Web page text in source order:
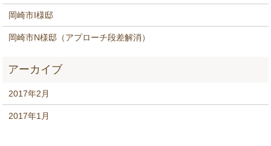
岡崎市I様邸
岡崎市N様邸（アプローチ段差解消）
2017年2月
2017年1月